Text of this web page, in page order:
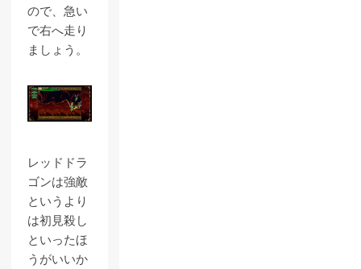
ので、急い
で右へ走り
ましょう。
レッドドラ
ゴンは強敵
というより
は初見殺し
といったほ
うがいいか